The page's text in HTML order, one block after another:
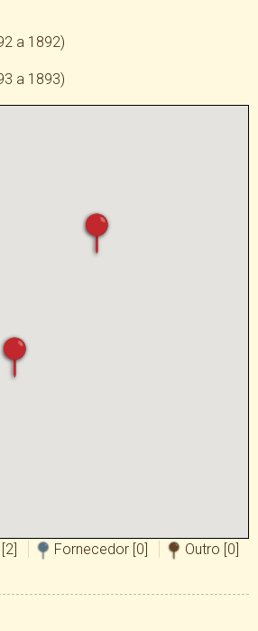
a 1892)
a 1893)
2] Fornecedor [0] Outro [0]